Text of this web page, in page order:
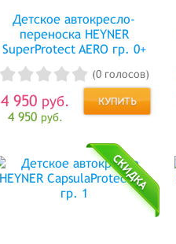
Детское автокресло-
переноска HEYNER
SuperProtect AERO гр. 0+
(0 голосов)
4 950 руб.
4 950 руб.